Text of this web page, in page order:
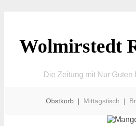
Wolmirstedt
Die Zeitung mit Nur Guten
Obstkorb | Mittagstisch |